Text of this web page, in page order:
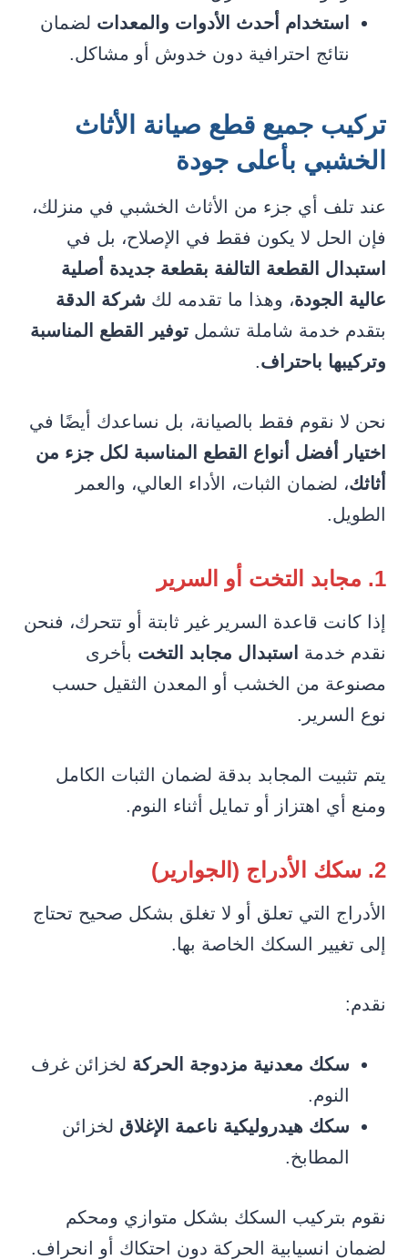
استخدام أحدث الأدوات والمعدات لضمان
نتائج احترافية دون خدوش أو مشاكل.
تركيب جميع قطع صيانة الأثاث
الخشبي بأعلى جودة
عند تلف أي جزء من الأثاث الخشبي في منزلك،
فإن الحل لا يكون فقط في الإصلاح، بل في
استبدال القطعة التالفة بقطعة جديدة أصلية
عالية الجودة، وهذا ما تقدمه لك شركة الدقة
بتقدم خدمة شاملة تشمل توفير القطع المناسبة
وتركيبها باحتراف.
نحن لا نقوم فقط بالصيانة، بل نساعدك أيضًا في
اختيار أفضل أنواع القطع المناسبة لكل جزء من
أثاثك، لضمان الثبات، الأداء العالي، والعمر
الطويل.
1. مجابد التخت أو السرير
إذا كانت قاعدة السرير غير ثابتة أو تتحرك، فنحن
نقدم خدمة
استبدال مجابد التخت بأخرى
مصنوعة من الخشب أو المعدن الثقيل حسب
نوع السرير.
يتم تثبيت المجابد بدقة لضمان الثبات الكامل
ومنع أي اهتزاز أو تمايل أثناء النوم.
2. سكك الأدراج (الجوارير)
الأدراج التي تعلق أو لا تغلق بشكل صحيح تحتاج
إلى تغيير السكك الخاصة بها.
نقدم:
سكك معدنية مزدوجة الحركة لخزائن غرف
النوم.
سكك هيدروليكية ناعمة الإغلاق لخزائن
المطابخ.
نقوم بتركيب السكك بشكل متوازي ومحكم
لضمان انسيابية الحركة دون احتكاك أو انحراف.